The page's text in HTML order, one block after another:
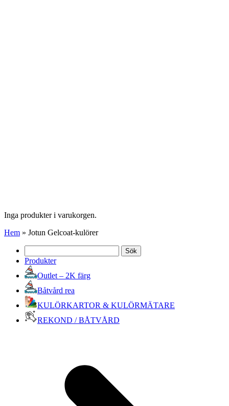
Inga produkter i varukorgen.
Hem » Jotun Gelcoat-kulörer
efter:
Produkter
Outlet – 2K färg
Båtvård rea
KULÖRKARTOR & KULÖRMÄTARE
REKOND / BÅTVÅRD